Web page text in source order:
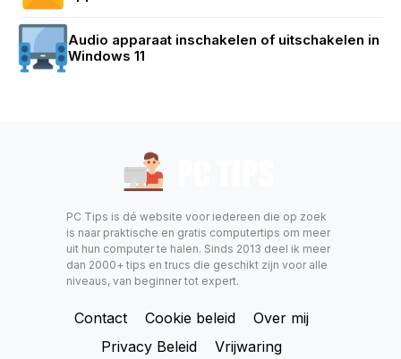
Audio apparaat inschakelen of uitschakelen in
Windows 11
PC Tips is dé website voor iedereen die op zoek
is naar praktische en gratis computertips om meer
uit hun computer te halen. Sinds 2013 deel ik meer
dan 2000+ tips en trucs die geschikt zijn voor alle
niveaus, van beginner tot expert.
Contact Cookie beleid
Over mij
Privacy Beleid
Vrijwaring